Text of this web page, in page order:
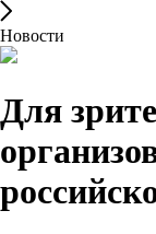
Новости
Для